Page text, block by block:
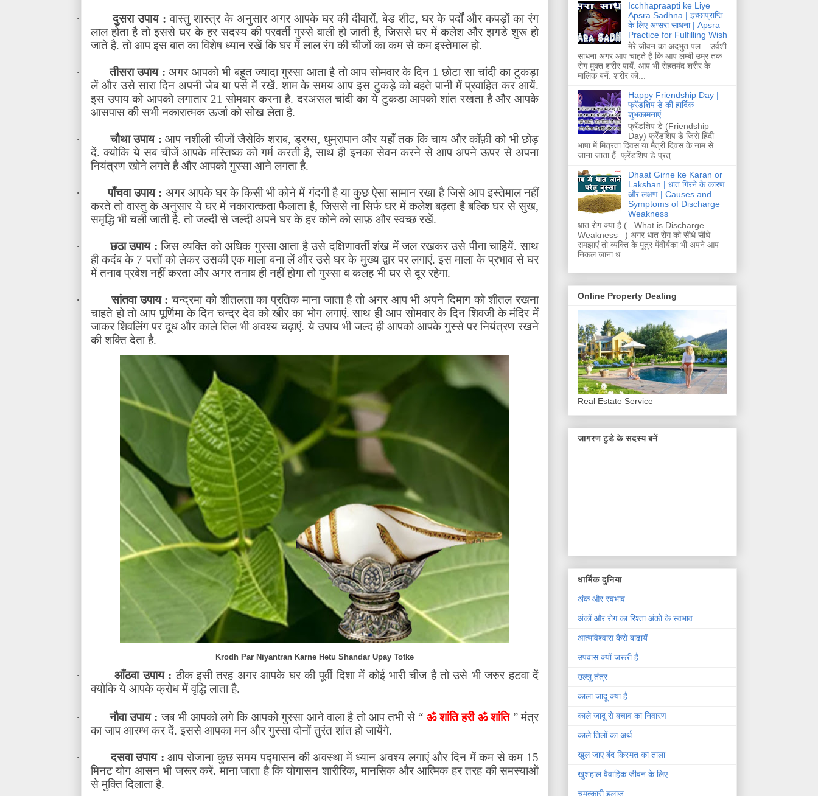
· दुसरा उपाय : वास्तु शास्त्र के अनुसार अगर आपके घर की दीवारों,बेड शीट,घर के पर्दों और कपड़ों का रंग
लाल होता है तो इससे घर के हर सदस्य की परवर्ती गुस्से वाली हो जाती है,जिससे घर में कलेश और झगडे शुरू हो
जाते है. तो आप इस बात का विशेष ध्यान रखें कि घर में लाल रंग की चीजों का कम से कम इस्तेमाल हो.
· तीसरा उपाय : अगर आपको भी बहुत ज्यादा गुस्सा आता है तो आप सोमवार के दिन 1 छोटा सा चांदी का टुकड़ा
लें और उसे सारा दिन अपनी जेब या पर्स में रखें. शाम के समय आप इस टुकड़े को बहते पानी में प्रवाहित कर आयें.
इस उपाय को आपको लगातार 21 सोमवार करना है. दरअसल चांदी का ये टुकडा आपको शांत रखता है और आपके
आसपास की सभी नकारात्मक ऊर्जा को सोख लेता है.
· चौथा उपाय : आप नशीली चीजों जैसेकि शराब,ड्रग्स, धुम्रापान और यहाँ तक कि चाय और कॉफ़ी को भी छोड़
दें. क्योकि ये सब चीजें आपके मस्तिष्क को गर्म करती है,साथ ही इनका सेवन करने से आप अपने ऊपर से अपना
नियंत्रण खोने लगते है और आपको गुस्सा आने लगता है.
· पाँचवा उपाय : अगर आपके घर के किसी भी कोने में गंदगी है या कुछ ऐसा सामान रखा है जिसे आप इस्तेमाल नहीं
करते तो वास्तु के अनुसार ये घर में नकारात्कता फैलाता है,जिससे ना सिर्फ घर में कलेश बढ़ता है बल्कि घर से सुख,
समृद्धि भी चली जाती है. तो जल्दी से जल्दी अपने घर के हर कोने को साफ़ और स्वच्छ रखें.
· छठा उपाय : जिस व्यक्ति को अधिक गुस्सा आता है उसे दक्षिणावर्ती शंख में जल रखकर उसे पीना चाहियें. साथ
ही कदंब के 7 पत्तों को लेकर उसकी एक माला बना लें और उसे घर के मुख्य द्वार पर लगाएं. इस माला के प्रभाव से घर
में तनाव प्रवेश नहीं करता और अगर तनाव ही नहीं होगा तो गुस्सा व कलह भी घर से दूर रहेगा.
· सांतवा उपाय : चन्द्रमा को शीतलता का प्रतिक माना जाता है तो अगर आप भी अपने दिमाग को शीतल रखना
चाहते हो तो आप पूर्णिमा के दिन चन्द्र देव को खीर का भोग लगाएं. साथ ही आप सोमवार के दिन शिवजी के मंदिर में
जाकर शिवलिंग पर दूध और काले तिल भी अवश्य चढ़ाएं. ये उपाय भी जल्द ही आपको आपके गुस्से पर नियंत्रण रखने
की शक्ति देता है.
Krodh Par Niyantran Karne Hetu Shandar Upay Totke
· आँठवा उपाय : ठीक इसी तरह अगर आपके घर की पूर्वी दिशा में कोई भारी चीज है तो उसे भी जरुर हटवा दें
क्योकि ये आपके क्रोध में वृद्धि लाता है.
· नौवा उपाय : जब भी आपको लगे कि आपको गुस्सा आने वाला है तो आप तभी से “ ॐ शांति हरी ॐ शांति ”मंत्र
का जाप आरम्भ कर दें. इससे आपका मन और गुस्सा दोनों तुरंत शांत हो जायेंगे.
· दसवा उपाय : आप रोजाना कुछ समय पद्मासन की अवस्था में ध्यान अवश्य लगाएं और दिन में कम से कम 15
मिनट योग आसन भी जरूर करें. माना जाता है कि योगासन शारीरिक,मानसिक और आत्मिक हर तरह की समस्याओं
से मुक्ति दिलाता है.
Icchhapraapti ke Liye
Apsra Sadhna | इच्छाप्राप्ति
के लिए अप्सरा साधना | Apsra
Practice for Fulfilling Wish
मेरे जीवन का अदभुत पल – उर्वशी
साधना अगर आप चाहते है कि आप लम्बी उम्र तक
रोग मुक्त शरीर पायें. आप भी सेहतमंद शरीर के
मालिक बनें. शरीर को...
Happy Friendship Day |
फ्रेंडशिप डे की हार्दिक
शुभकामनाएं
फ्रेंडशिप डे (Friendship
Day) फ्रेंडशिप डे जिसे हिंदी
भाषा में मित्रता दिवस या मैत्री दिवस के नाम से
जाना जाता हैं. फ्रेंडशिप डे प्रत्...
Dhaat Girne ke Karan or
Lakshan | धात गिरने के कारण
और लक्षण | Causes and
Symptoms of Discharge
Weakness
धात रोग क्या है ( What is Discharge
Weakness ) अगर धात रोग को सीधे सीधे
समझाएं तो व्यक्ति के मूत्र मेंवीर्यका भी अपने आप
निकल जाना ध...
Online Property Dealing
Real Estate Service
जागरण टुडे के सदस्य बनें
धार्मिक दुनिया
अंक और स्वभाव
अंकों और रोग का रिश्ता अंको के स्वभाव
आत्मविश्वास कैसे बाढायें
उपवास क्यों जरूरी है
उल्लू तंत्र
काला जादू क्या है
काले जादू से बचाव का निवारण
काले तिलों का अर्थ
खुल जाए बंद किस्मत का ताला
खुशहाल वैवाहिक जीवन के लिए
चमत्कारी इलाज